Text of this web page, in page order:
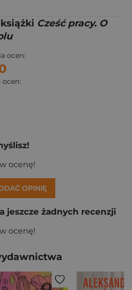
Cześć pracy. O
ocen:
ocen:
ocenę!
OPINIĘ
jeszcze żadnych recenzji
ocenę!